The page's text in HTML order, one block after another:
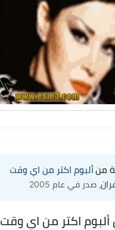
منألبوم اكتر من اي وقت
، صدر في عام 2005
ألبوم اكتر من اي وقت